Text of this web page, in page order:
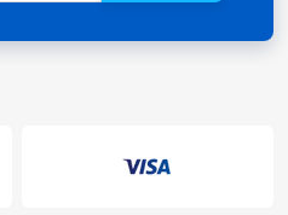
lehetőségek